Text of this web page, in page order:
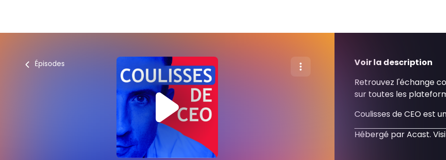
Épisodes
Voir la description
Retrouvez l'échange
sur toutes les
Coulisses de CEO est
Hébergé par Acast.